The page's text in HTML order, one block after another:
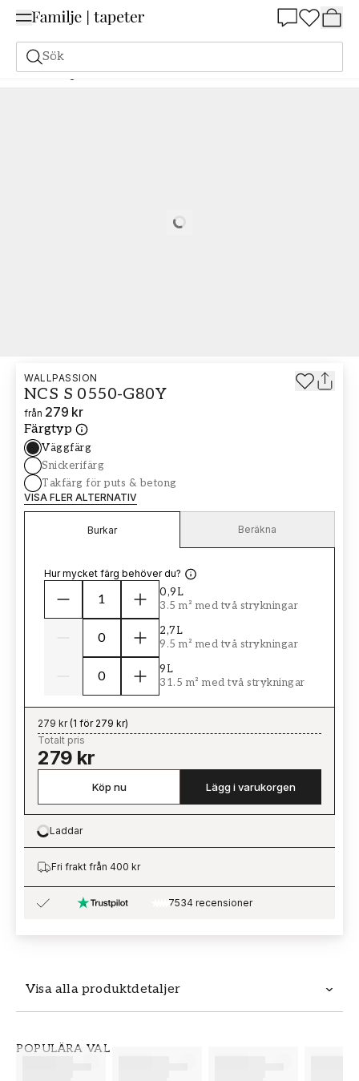
Sök
Målarfärg Beställ utifrån NCS Beställ utifrån NCS 0550-G80Y
Loading…
Visa alla produktdetaljer
POPULÄRA VAL
WALLPASSION
NCS S 0550-G80Y
från 279 kr
Färgtyp
Väggfärg
Snickerifärg
Takfärg för puts & betong
VISA FLER ALTERNATIV
Burkar Beräkna
Hur mycket färg behöver du?
0,9L
3.5 m² med två strykningar
2,7L
9.5 m² med två strykningar
9L
31.5 m² med två strykningar
279 kr(1 för 279 kr)
Totalt pris
279 kr
Köp nu Lägg i varukorgen
Loading…
Laddar
Fri frakt från 400 kr
7534 recensioner